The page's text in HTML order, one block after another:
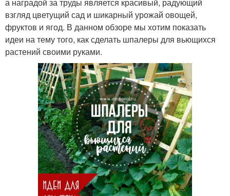
Растения для сада
Шпалеры под
вьющиеся растения
взгляд цветущий сад и шикарный урожай овощей,
фруктов и ягод. В данном обзоре мы хотим показать
идеи на тему того, как сделать шпалеры для вьющихся
растений своими руками.